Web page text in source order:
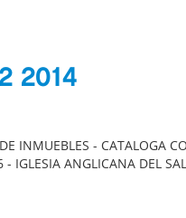
2014
INMUEBLES - CATALOGA
- IGLESIA ANGLICANA DEL